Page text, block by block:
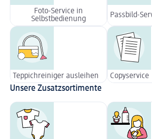
Foto-Service in
Selbstbedienung
Passbild-
Teppichreiniger ausleihen Copyservice
Unsere Zusatzsortimente